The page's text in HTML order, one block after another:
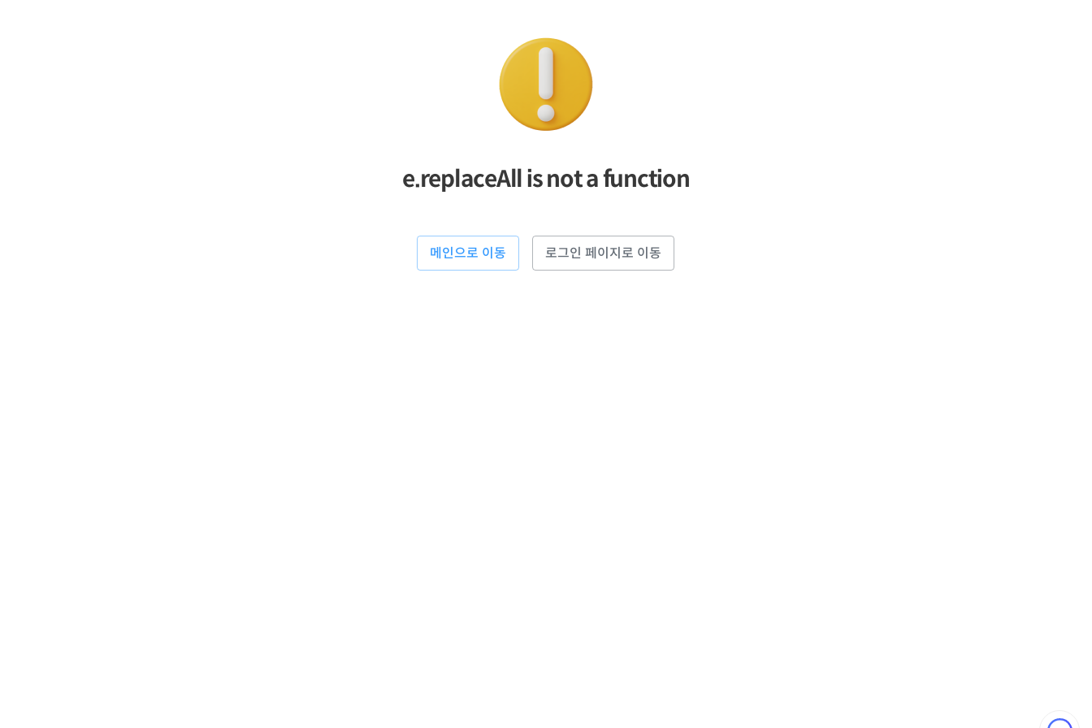
e.replaceAll is not a function
메인으로 이동 로그인 페이지로 이동